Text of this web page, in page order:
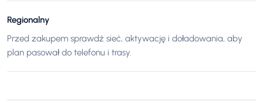
Regionalny
Przed zakupem sprawdź sieć, aktywację i doładowania, aby
plan pasował do telefonu i trasy.